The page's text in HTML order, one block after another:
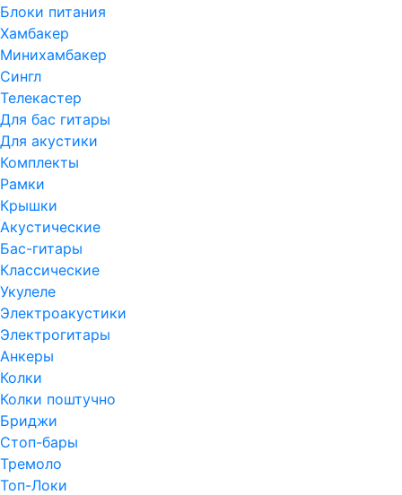
Блоки питания
Хамбакер
Минихамбакер
Сингл
Телекастер
Для бас гитары
Для акустики
Комплекты
Рамки
Крышки
Акустические
Бас-гитары
Классические
Укулеле
Электроакустики
Электрогитары
Анкеры
Колки
Колки поштучно
Бриджи
Стоп-бары
Тремоло
Топ-Локи